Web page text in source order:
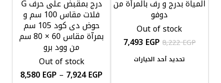
المياة بدرج و رف بالمرأة من
دوفو
Out of stock
8,222EGP
7,493 EGP
تحديد أحد الخيارات
درج بمقبض على حرف G
فلات مقاس 100 سم و
حوض دى كود 105 سم
بمرآة مقاس 60 × 80 سم
من وود برو
Out of stock
7,924EGP
–
8,580EGP